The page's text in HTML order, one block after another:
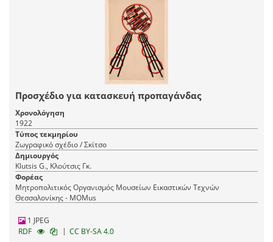
Προσχέδιο για κατασκευή προπαγάνδας
Χρονολόγηση
1922
Τύπος τεκμηρίου
Ζωγραφικό σχέδιο / Σκίτσο
Δημιουργός
Klutsis G., Κλούτσις Γκ.
Φορέας
Μητροπολιτικός Οργανισμός Μουσείων Εικαστικών Τεχνών
Θεσσαλονίκης - MOMus
1 JPEG
RDF
| CC BY-SA 4.0